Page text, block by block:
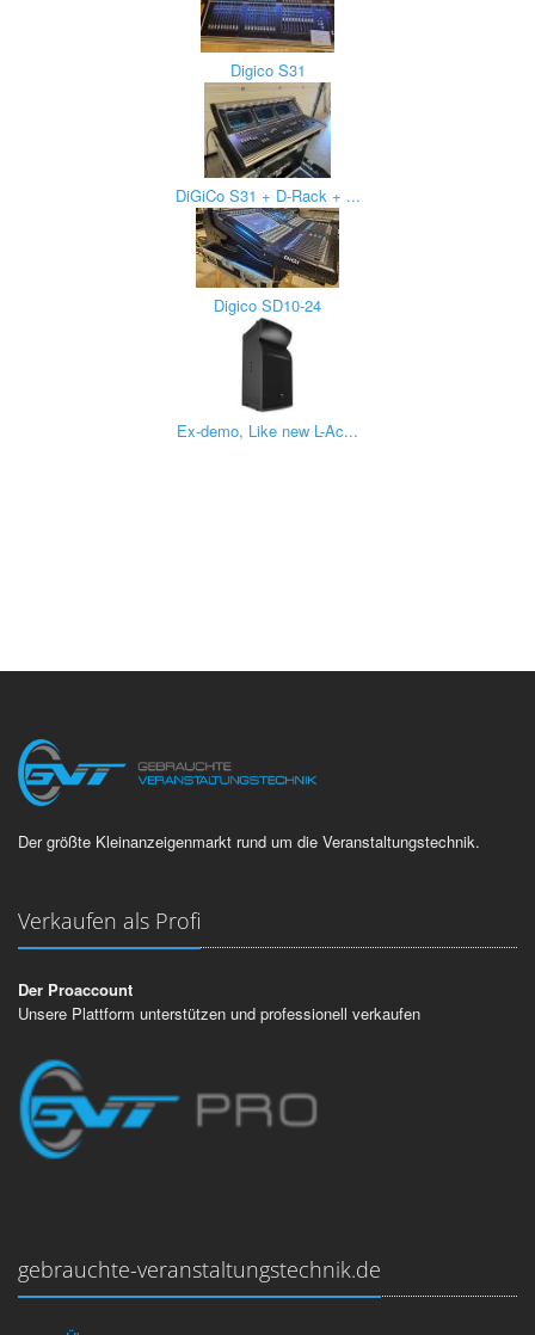
Digico S31
DiGiCo S31 + D-Rack + ...
Digico SD10-24
Ex-demo, Like new L-Ac...
Der größte Kleinanzeigenmarkt rund um die Veranstaltungstechnik.
Verkaufen als Profi
Der Proaccount
Unsere Plattform unterstützen und professionell verkaufen
gebrauchte-veranstaltungstechnik.de